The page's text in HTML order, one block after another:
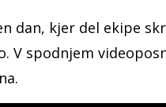
dan, kjer del ekipe
V spodnjem